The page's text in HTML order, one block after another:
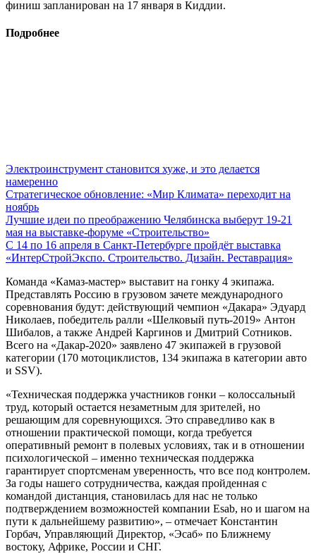
финиш запланирован на 17 января в Киддии.
Подробнее
Электроинструмент становится хуже, и это делается
намеренно
Стратегическое обновление: «Мир Климата» переходит на
ноябрь
Лучшие идеи по преображению Челябинска выберут 19-21
мая на выставке-форуме «Строительство»
С 14 по 16 апреля в Санкт-Петербурге пройдёт выставка
«ИнтерСтройЭкспо. Строительство. Дизайн. Реставрация»
Команда «Камаз-мастер» выставит на гонку 4 экипажа.
Представлять Россию в грузовом зачете международного
соревнования будут: действующий чемпион «Дакара» Эдуард
Николаев, победитель ралли «Шелковый путь-2019» Антон
Шибалов, а также Андрей Каргинов и Дмитрий Сотников.
Всего на «Дакар-2020» заявлено 47 экипажей в грузовой
категории (170 мотоциклистов, 134 экипажа в категории авто
и SSV).
«Техническая поддержка участников гонки – колоссальный
труд, который остается незаметным для зрителей, но
решающим для соревнующихся. Это справедливо как в
отношении практической помощи, когда требуется
оперативный ремонт в полевых условиях, так и в отношении
психологической – именно техническая поддержка
гарантирует спортсменам уверенность, что все под контролем.
За годы нашего сотрудничества, каждая пройденная с
командой дистанция, становилась для нас не только
подтверждением возможностей компании Esab, но и шагом на
пути к дальнейшему развитию», – отмечает Константин
Горбач, Управляющий Директор, «Эсаб» по Ближнему
востоку, Африке, России и СНГ.